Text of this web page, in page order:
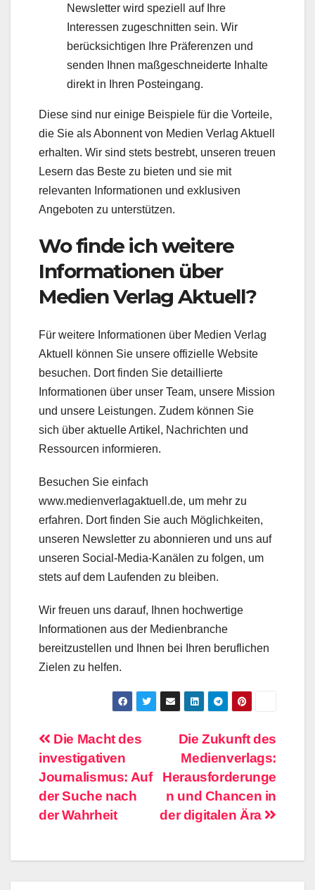
Newsletter wird speziell auf Ihre
Interessen zugeschnitten sein. Wir
berücksichtigen Ihre Präferenzen und
senden Ihnen maßgeschneiderte Inhalte
direkt in Ihren Posteingang.
Diese sind nur einige Beispiele für die Vorteile,
die Sie als Abonnent von Medien Verlag Aktuell
erhalten. Wir sind stets bestrebt, unseren treuen
Lesern das Beste zu bieten und sie mit
relevanten Informationen und exklusiven
Angeboten zu unterstützen.
Wo finde ich weitere
Informationen über
Medien Verlag Aktuell?
Für weitere Informationen über Medien Verlag
Aktuell können Sie unsere offizielle Website
besuchen. Dort finden Sie detaillierte
Informationen über unser Team, unsere Mission
und unsere Leistungen. Zudem können Sie
sich über aktuelle Artikel, Nachrichten und
Ressourcen informieren.
Besuchen Sie einfach
www.medienverlagaktuell.de, um mehr zu
erfahren. Dort finden Sie auch Möglichkeiten,
unseren Newsletter zu abonnieren und uns auf
unseren Social-Media-Kanälen zu folgen, um
stets auf dem Laufenden zu bleiben.
Wir freuen uns darauf, Ihnen hochwertige
Informationen aus der Medienbranche
bereitzustellen und Ihnen bei Ihren beruflichen
Zielen zu helfen.
Beitragsnavigation
Die Zukunft des
Medienverlags:
Herausforderunge
n und Chancen in
der digitalen Ära
Die Macht des
investigativen
Journalismus: Auf
der Suche nach
der Wahrheit